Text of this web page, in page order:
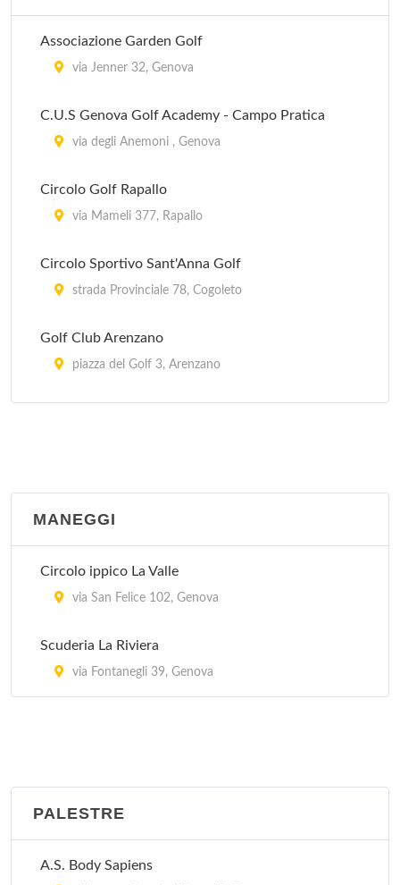
Associazione Garden Golf
via Jenner 32, Genova
C.U.S Genova Golf Academy - Campo Pratica
via degli Anemoni , Genova
Circolo Golf Rapallo
via Mameli 377, Rapallo
Circolo Sportivo Sant'Anna Golf
strada Provinciale 78, Cogoleto
Golf Club Arenzano
piazza del Golf 3, Arenzano
viale Rainusso , Santa Margherita Ligure
MANEGGI
Circolo ippico La Valle
via San Felice 102, Genova
Scuderia La Riviera
via Fontanegli 39, Genova
PALESTRE
A.S. Body Sapiens